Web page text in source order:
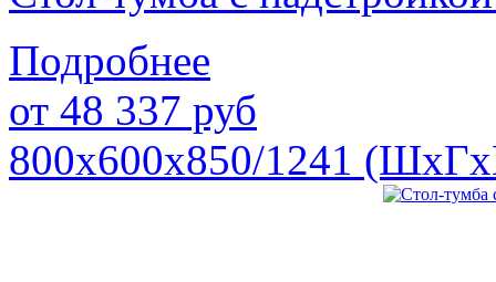
Подробнее
от 48 337 руб
800х600х850/1241